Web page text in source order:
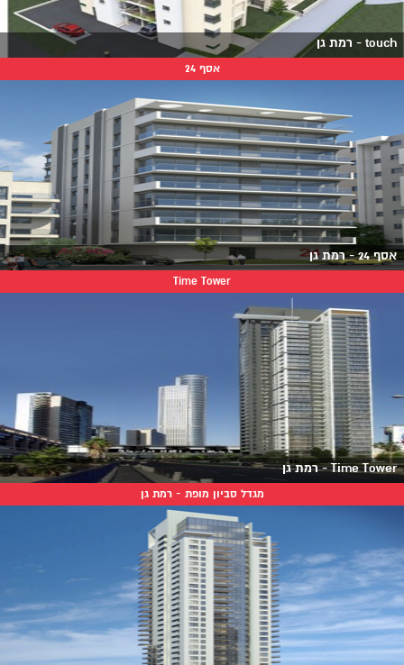
touch - רמת גן
אסף 24
אסף 24 - רמת גן
Time Tower
Time Tower - רמת גן
מגדל סביון מופת - רמת גן